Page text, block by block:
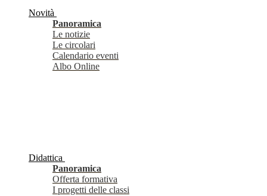
Novità
Panoramica
Le notizie
Le circolari
Calendario eventi
Albo Online
Didattica
Panoramica
Offerta formativa
I progetti delle classi